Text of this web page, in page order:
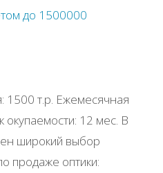
до 1500000
1500 т.р. Ежемесячная
окупаемости: 12 мес. В
широкий выбор
продаже оптики: